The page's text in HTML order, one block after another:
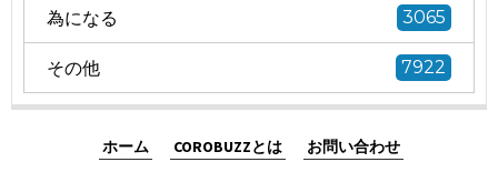
為になる 3065
その他 7922
ホーム COROBUZZとは お問い合わせ